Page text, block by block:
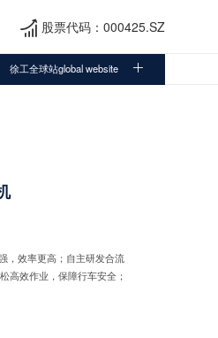
 股票代码：000425.SZ
徐工全球站global website 
，效率更高；自主研发合流
高效作业，保障行车安全；